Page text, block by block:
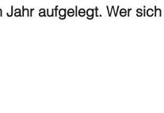
aufgelegt. Wer